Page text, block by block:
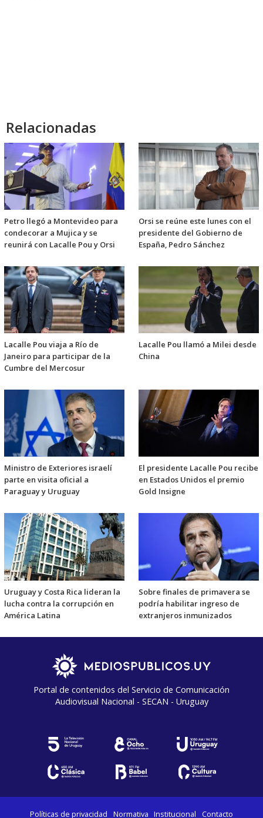
Relacionadas
Petro llegó a Montevideo para
condecorar a Mujica y se
reunirá con Lacalle Pou y Orsi
Orsi se reúne este lunes con el
presidente del Gobierno de
España, Pedro Sánchez
Lacalle Pou viaja a Río de
Janeiro para participar de la
Cumbre del Mercosur
Lacalle Pou llamó a Milei desde
China
Ministro de Exteriores israelí
parte en visita oficial a
Paraguay y Uruguay
El presidente Lacalle Pou recibe
en Estados Unidos el premio
Gold Insigne
Uruguay y Costa Rica lideran la
lucha contra la corrupción en
América Latina
Sobre finales de primavera se
podría habilitar ingreso de
extranjeros inmunizados
Portal de contenidos del Servicio de Comunicación
Audiovisual Nacional - SECAN - Uruguay
Políticas de privacidad Normativa Institucional Contacto